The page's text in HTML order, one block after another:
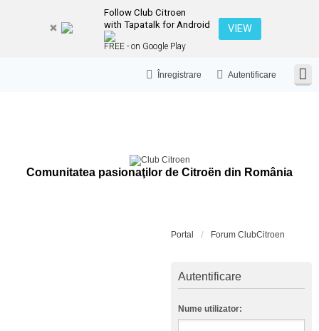
Follow Club Citroen
with Tapatalk for Android
FREE - on Google Play
VIEW
Autentificare
Înregistrare
Comunitatea pasionaţilor de Citroën din România
Portal Forum ClubCitroen
Autentificare
Nume utilizator: